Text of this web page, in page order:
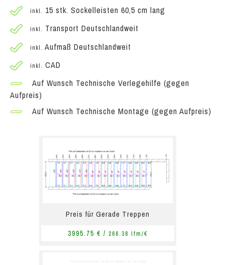
inkl. 15 stk. Sockelleisten 60,5 cm lang
inkl. Transport Deutschlandweit
inkl. Aufmaß Deutschlandweit
inkl. CAD
Auf Wunsch Technische Verlegehilfe (gegen
Aufpreis)
Auf Wunsch Technische Montage (gegen Aufpreis)
Preis für Gerade Treppen
3995.75 € / 266.38 lfm/€